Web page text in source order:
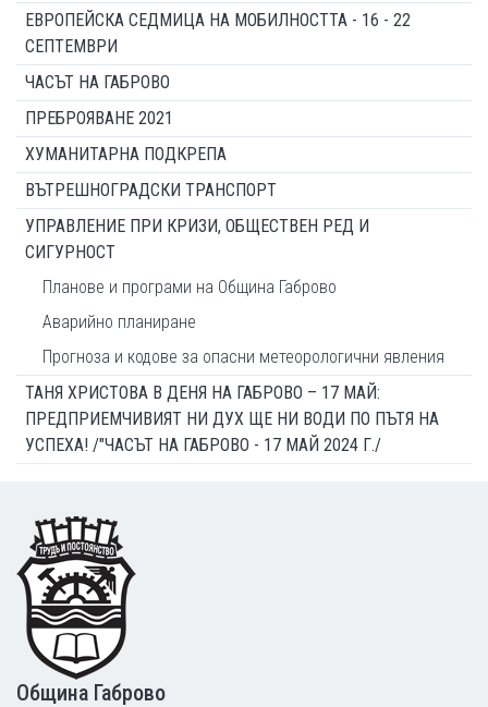
ЕВРОПЕЙСКА СЕДМИЦА НА МОБИЛНОСТТА - 16 - 22
СЕПТЕМВРИ
ЧАСЪТ НА ГАБРОВО
ПРЕБРОЯВАНЕ 2021
ХУМАНИТАРНА ПОДКРЕПА
ВЪТРЕШНОГРАДСКИ ТРАНСПОРТ
УПРАВЛЕНИЕ ПРИ КРИЗИ, ОБЩЕСТВЕН РЕД И
СИГУРНОСТ
Планове и програми на Община Габрово
Аварийно планиране
Прогноза и кодове за опасни метеорологични явления
ТАНЯ ХРИСТОВА В ДЕНЯ НА ГАБРОВО – 17 МАЙ:
ПРЕДПРИЕМЧИВИЯТ НИ ДУХ ЩЕ НИ ВОДИ ПО ПЪТЯ НА
УСПЕХА! /"ЧАСЪТ НА ГАБРОВО - 17 МАЙ 2024 Г./
Footer
Община Габрово